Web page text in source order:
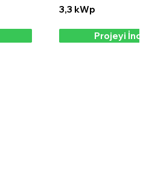
3,3 kWp
Projeyi